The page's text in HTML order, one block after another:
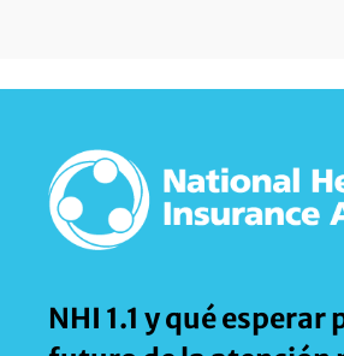
NHI 1.1 y qué esperar